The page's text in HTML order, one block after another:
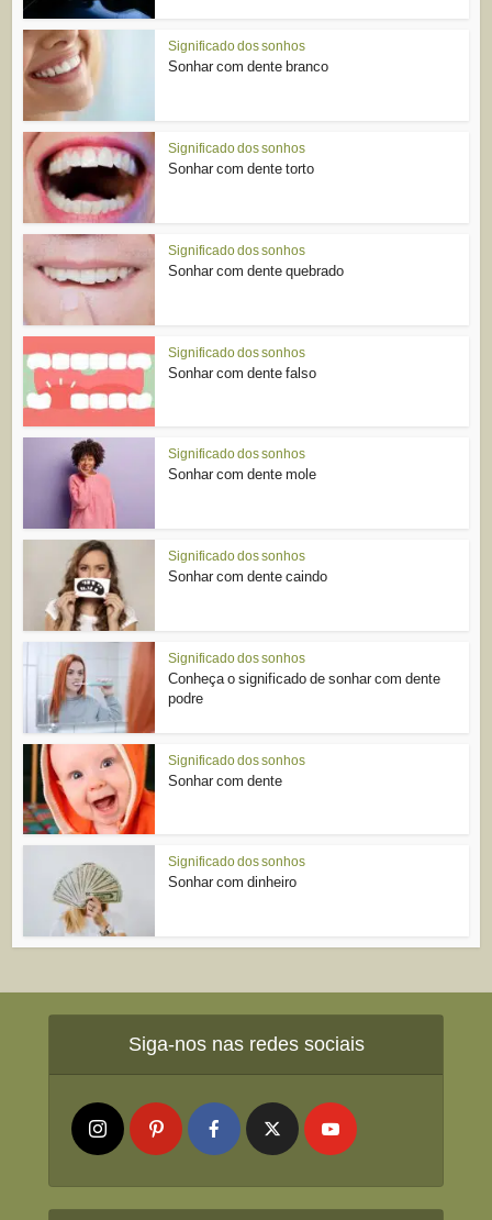
Significado dos sonhos
Sonhar com dente branco
Significado dos sonhos
Sonhar com dente torto
Significado dos sonhos
Sonhar com dente quebrado
Significado dos sonhos
Sonhar com dente falso
Significado dos sonhos
Sonhar com dente mole
Significado dos sonhos
Sonhar com dente caindo
Significado dos sonhos
Conheça o significado de sonhar com dente
podre
Significado dos sonhos
Sonhar com dente
Significado dos sonhos
Sonhar com dinheiro
Siga-nos nas redes sociais